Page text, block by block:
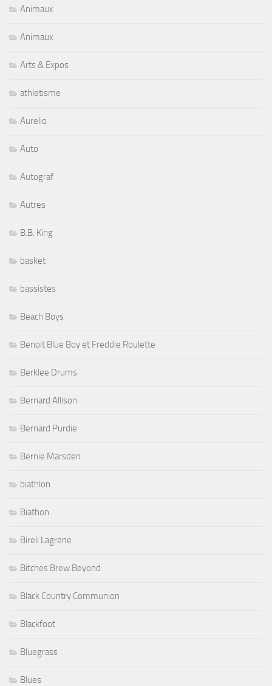
Animaux
Animaux
Arts & Expos
athletisme
Aurelio
Auto
Autograf
Autres
B.B. King
basket
bassistes
Beach Boys
Benoit Blue Boy et Freddie Roulette
Berklee Drums
Bernard Allison
Bernard Purdie
Bernie Marsden
biathlon
Biathon
Bireli Lagrene
Bitches Brew Beyond
Black Country Communion
Blackfoot
Bluegrass
Blues